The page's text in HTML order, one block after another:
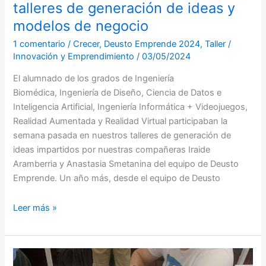
talleres de generación de ideas y
modelos de negocio
1 comentario /Crecer, Deusto Emprende 2024,Taller /
Innovación y Emprendimiento/03/05/2024
El alumnado de los grados de Ingeniería
Biomédica, Ingeniería de Diseño, Ciencia de Datos e
Inteligencia Artificial, Ingeniería Informática + Videojuegos,
Realidad Aumentada y Realidad Virtual participaban la
semana pasada en nuestros talleres de generación de
ideas impartidos por nuestras compañeras Iraide
Aramberria y Anastasia Smetanina del equipo de Deusto
Emprende. Un año más, desde el equipo de Deusto
través
de
nuestros
talleres
de
generación
de
ideas
modelos
de
negocio
Leer más »
Taller